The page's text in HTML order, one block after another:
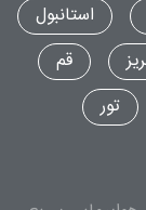
استانبول
قم
تور